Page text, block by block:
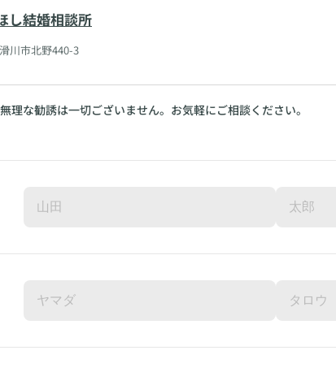
し結婚相談所
川市北野440-3
無理な勧誘は一切ございません。お気軽にご相談ください。